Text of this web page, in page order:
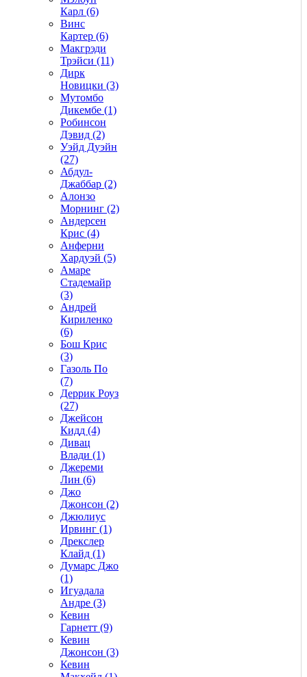
Карл (6)
Винс
Картер (6)
Макгрэди
Трэйси (11)
Дирк
Новицки (3)
Мутомбо
Дикембе (1)
Робинсон
Дэвид (2)
Уэйд Дуэйн
(27)
Абдул-
Джаббар (2)
Алонзо
Морнинг (2)
Андерсен
Крис (4)
Анферни
Xардуэй (5)
Амаре
Стадемайр
(3)
Андрей
Кириленко
(6)
Бош Крис
(3)
Газоль По
(7)
Деррик Роуз
(27)
Джейсон
Кидд (4)
Дивац
Влади (1)
Джереми
Лин (6)
Джо
Джонсон (2)
Джюлиус
Ирвинг (1)
Дрекслер
Клайд (1)
Думарс Джо
(1)
Игуадала
Андре (3)
Кевин
Гарнетт (9)
Кевин
Джонсон (3)
Кевин